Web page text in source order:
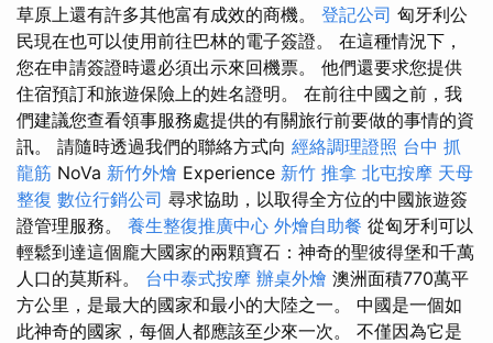
草原上還有許多其他富有成效的商機。 登記公司 匈牙利公
民現在也可以使用前往巴林的電子簽證。 在這種情況下，
您在申請簽證時還必須出示來回機票。 他們還要求您提供
住宿預訂和旅遊保險上的姓名證明。 在前往中國之前，我
們建議您查看領事服務處提供的有關旅行前要做的事情的資
訊。 請隨時透過我們的聯絡方式向 經絡調理證照 台中 抓
龍筋 NoVa 新竹外燴 Experience 新竹 推拿 北屯按摩 天母
整復 數位行銷公司 尋求協助，以取得全方位的中國旅遊簽
證管理服務。 養生整復推廣中心 外燴自助餐 從匈牙利可以
輕鬆到達這個龐大國家的兩顆寶石：神奇的聖彼得堡和千萬
人口的莫斯科。 台中泰式按摩 辦桌外燴 澳洲面積770萬平
方公里，是最大的國家和最小的大陸之一。 中國是一個如
此神奇的國家，每個人都應該至少來一次。 不僅因為它是